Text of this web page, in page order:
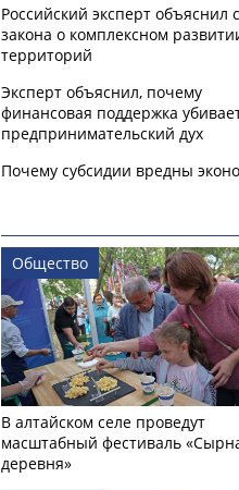
Российский эксперт объяснил
закона о комплексном
территорий
Эксперт объяснил, почему
финансовая поддержка
предпринимательский дух
Почему субсидии вредны
Общество
В алтайском селе проведут
масштабный фестиваль
деревня»